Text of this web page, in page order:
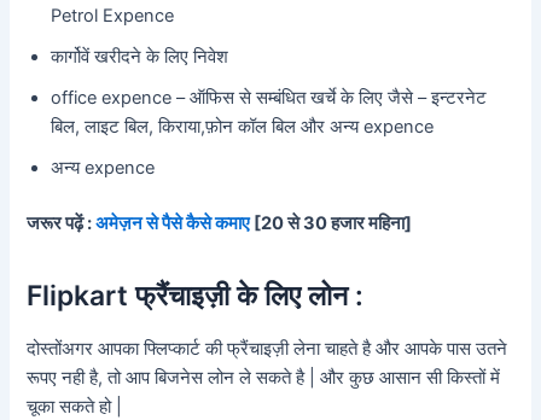
Petrol Expence
कार्गोवें खरीदने के लिए निवेश
office expence – ऑफिस से सम्बंधित खर्चे के लिए जैसे – इन्टरनेट
बिल, लाइट बिल, किराया,फ़ोन कॉल बिल और अन्य expence
अन्य expence
जरूर पढ़ें :अमेज़न से पैसे कैसे कमाए[20 से 30 हजार महिना]
Flipkart फ्रैंचाइज़ी के लिए लोन :
दोस्तोंअगर आपका फ्लिप्कार्ट की फ्रैंचाइज़ी लेना चाहते है और आपके पास उतने
रूपए नही है, तो आप बिजनेस लोन ले सकते है | और कुछ आसान सी किस्तों में
चूका सकते हो |